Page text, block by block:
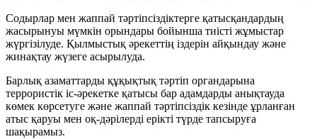
Содырлар мен жаппай тәртіпсіздіктерге қатысқандардың
жасырынуы мүмкін орындары бойынша тиісті жұмыстар
жүргізілуде. Қылмыстық әрекеттің іздерін айқындау және
жинақтау жүзеге асырылуда.
Барлық азаматтарды құқықтық тәртіп органдарына
террористік іс-әрекетке қатысы бар адамдарды анықтауда
көмек көрсетуге және жаппай тәртіпсіздік кезінде ұрланған
атыс қаруы мен оқ-дәрілерді ерікті түрде тапсыруға
шақырамыз.